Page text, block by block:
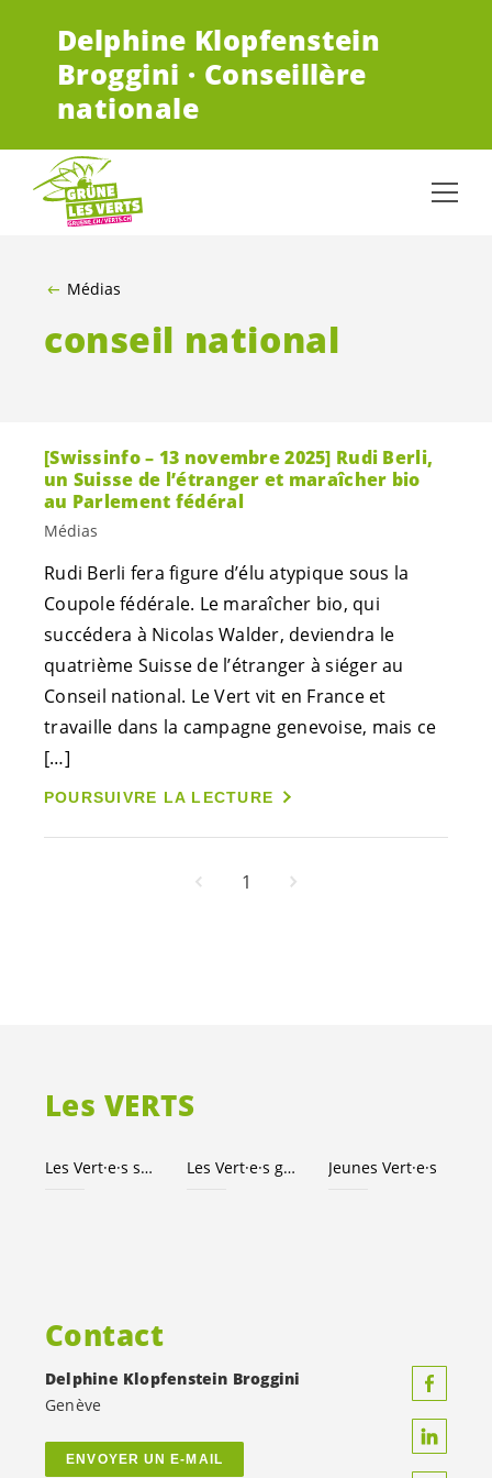
Delphine Klopfenstein
Broggini · Conseillère
nationale
Médias
conseil national
[Swissinfo – 13 novembre 2025] Rudi Berli,
un Suisse de l’étranger et maraîcher bio
au Parlement fédéral
Médias
Rudi Berli fera figure d’élu atypique sous la
Coupole fédérale. Le maraîcher bio, qui
succédera à Nicolas Walder, deviendra le
quatrième Suisse de l’étranger à siéger au
Conseil national. Le Vert vit en France et
travaille dans la campagne genevoise, mais ce
[…]
POURSUIVRE LA LECTURE
1
Les VERTS
Les Vert·e·s suisses Les Vert·e·s genevois·es Jeunes Vert·e·s
Contact
Delphine Klopfenstein Broggini
Genève
ENVOYER UN E-MAIL